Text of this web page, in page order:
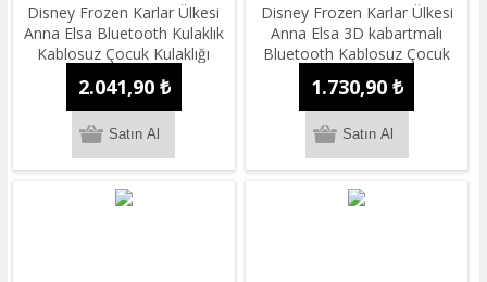
Disney Frozen Karlar Ülkesi
Anna Elsa Bluetooth Kulaklık
Kablosuz Çocuk Kulaklığı
2.041,90 ₺
Disney Frozen Karlar Ülkesi
Anna Elsa 3D kabartmalı
Bluetooth Kablosuz Çocuk
1.730,90 ₺